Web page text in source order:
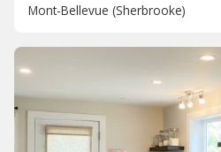
Mont-Bellevue (Sherbrooke)